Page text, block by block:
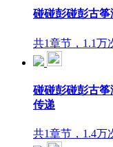
碰碰彭碰彭古筝
共1章节，1.1万
碰碰彭碰彭古
传递
共1章节，1.4万